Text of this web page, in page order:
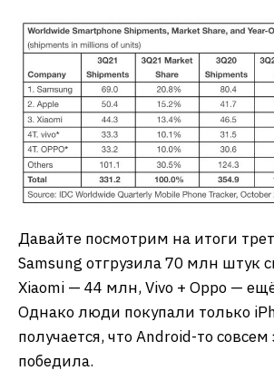
Давайте посмотрим на итоги
Samsung отгрузила 70 млн штук
Xiaomi — 44 млн, Vivo + Oppo —
Однако люди покупали только
получается, что Android-то совсем
победила.